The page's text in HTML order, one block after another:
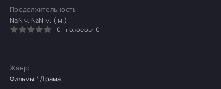
Продолжительность:
NaN ч. NaN м. ( м.)
0
голосов: 0
Жанр:
Фильмы /Драма